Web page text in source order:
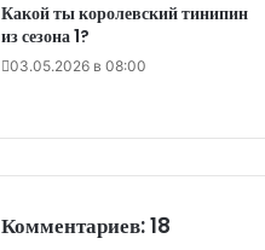
Какой ты королевский тинипин
из сезона 1?
03.05.2026 в 08:00
Комментариев: 18